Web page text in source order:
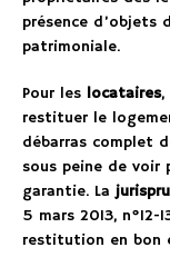
présence d’objets
patrimoniale.
Pour les locataires,
restituer le
débarras complet
sous peine de voir
garantie. La
5 mars 2013,
restitution en bon